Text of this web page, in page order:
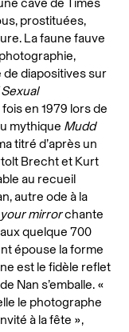
prostituées,
La faune fauve
diapositives sur
en 1979 lors de
mythique Mudd
titré d’après un
Brecht et Kurt
au recueil
autre ode à la
your mirrorchante
quelque 700
épouse la forme
est le fidèle reflet
Nan s’emballe. «
le photographe
à la fête »,